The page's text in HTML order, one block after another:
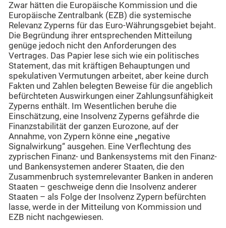
Zwar hätten die Europäische Kommission und die
Europäische Zentralbank (EZB) die systemische
Relevanz Zyperns für das Euro-Währungsgebiet bejaht.
Die Begründung ihrer entsprechenden Mitteilung
genüge jedoch nicht den Anforderungen des
Vertrages. Das Papier lese sich wie ein politisches
Statement, das mit kräftigen Behauptungen und
spekulativen Vermutungen arbeitet, aber keine durch
Fakten und Zahlen belegten Beweise für die angeblich
befürchteten Auswirkungen einer Zahlungsunfähigkeit
Zyperns enthält. Im Wesentlichen beruhe die
Einschätzung, eine Insolvenz Zyperns gefährde die
Finanzstabilität der ganzen Eurozone, auf der
Annahme, von Zypern könne eine „negative
Signalwirkung“ ausgehen. Eine Verflechtung des
zyprischen Finanz- und Bankensystems mit den Finanz-
und Bankensystemen anderer Staaten, die den
Zusammenbruch systemrelevanter Banken in anderen
Staaten – geschweige denn die Insolvenz anderer
Staaten – als Folge der Insolvenz Zypern befürchten
lasse, werde in der Mitteilung von Kommission und
EZB nicht nachgewiesen.